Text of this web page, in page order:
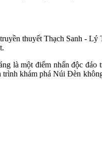
thuyết Thạch Sanh -
là một điểm nhấn độc
khám phá Núi Đèn